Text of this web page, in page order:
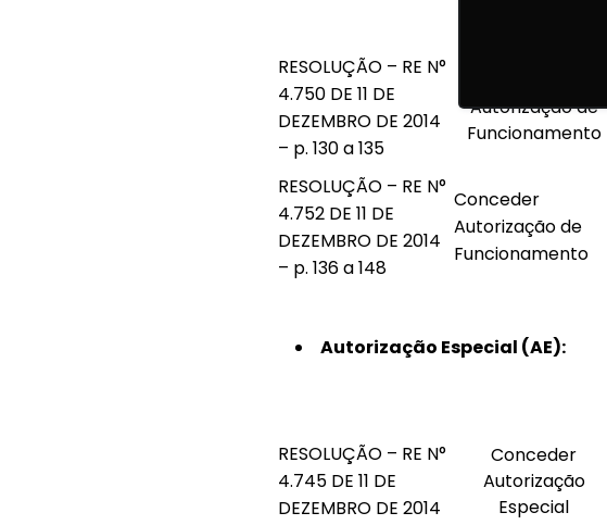
RESOLUÇÃO – RE N°
4.750 DE 11 DE
DEZEMBRO DE 2014
– p. 130 a 135
Autorização de
Funcionamento
RESOLUÇÃO – RE N°
4.752 DE 11 DE
DEZEMBRO DE 2014
– p. 136 a 148
Conceder
Autorização de
Funcionamento
Autorização Especial (AE):
RESOLUÇÃO – RE N°
4.745 DE 11 DE
DEZEMBRO DE 2014
Conceder
Autorização
Especial